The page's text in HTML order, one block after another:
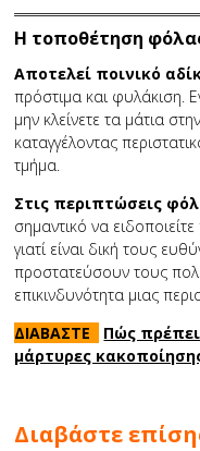
Η τοποθέτηση
Αποτελεί ποινικό
πρόστιμα και φυλάκιση.
μην κλείνετε τα μάτια
καταγγέλοντας
τμήμα.
Στις περιπτώσεις
σημαντικό να
γιατί είναι δική τους
προστατεύσουν τους
επικινδυνότητα μιας
ΔΙΑΒΑΣΤΕ
Πώς
μάρτυρες
Διαβάστε